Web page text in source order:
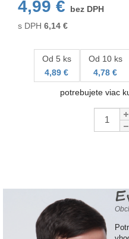
4,99 €
bez DPH
s DPH 6,14 €
Od 5 ks
4,89 €
Od 10 ks
4,78 €
potrebujete viac